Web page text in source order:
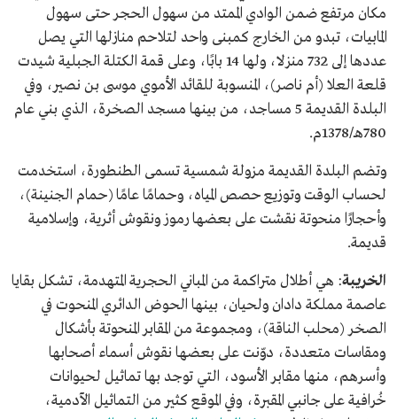
مكان مرتفع ضمن الوادي الممتد من سهول الحجر حتى سهول
المابيات، تبدو من الخارج كمبنى واحد لتلاحم منازلها التي يصل
عددها إلى 732 منزلا، ولها 14 بابًا، وعلى قمة الكتلة الجبلية شيدت
قلعة العلا (أم ناصر)، المنسوبة للقائد الأموي موسى بن نصير، وفي
البلدة القديمة 5 مساجد، من بينها مسجد الصخرة، الذي بني عام
780هـ/1378م.
وتضم البلدة القديمة مزولة شمسية تسمى الطنطورة، استخدمت
لحساب الوقت وتوزيع حصص المياه، وحمامًا عامًا (حمام الجنينة)،
وأحجارًا منحوتة نقشت على بعضها رموز ونقوش أثرية، وإسلامية
قديمة.
الخريبة: هي أطلال متراكمة من المباني الحجرية المتهدمة، تشكل بقايا
عاصمة مملكة دادان ولحيان، بينها الحوض الدائري المنحوت في
الصخر (محلب الناقة)، ومجموعة من المقابر المنحوتة بأشكال
ومقاسات متعددة، دوّنت على بعضها نقوش أسماء أصحابها
وأسرهم، منها مقابر الأسود، التي توجد بها تماثيل لحيوانات
خُرافية على جانبي المقبرة، وفي الموقع كثير من التماثيل الآدمية،